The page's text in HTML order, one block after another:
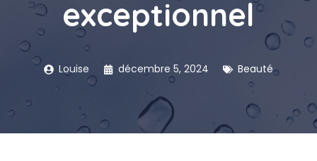
exceptionnel
Louise décembre 5, 2024 Beauté